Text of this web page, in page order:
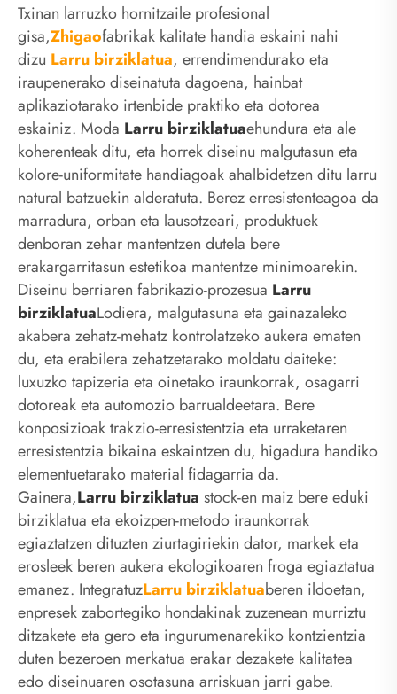
Txinan larruzko hornitzaile profesional
gisa,Zhigaofabrikak kalitate handia eskaini nahi
dizu Larru birziklatua, errendimendurako eta
iraupenerako diseinatuta dagoena, hainbat
aplikaziotarako irtenbide praktiko eta dotorea
eskainiz. Moda Larru birziklatuaehundura eta ale
koherenteak ditu, eta horrek diseinu malgutasun eta
kolore-uniformitate handiagoak ahalbidetzen ditu larru
natural batzuekin alderatuta. Berez erresistenteagoa da
marradura, orban eta lausotzeari, produktuek
denboran zehar mantentzen dutela bere
erakargarritasun estetikoa mantentze minimoarekin.
Diseinu berriaren fabrikazio-prozesua Larru
birziklatuaLodiera, malgutasuna eta gainazaleko
akabera zehatz-mehatz kontrolatzeko aukera ematen
du, eta erabilera zehatzetarako moldatu daiteke:
luxuzko tapizeria eta oinetako iraunkorrak, osagarri
dotoreak eta automozio barrualdeetara. Bere
konposizioak trakzio-erresistentzia eta urraketaren
erresistentzia bikaina eskaintzen du, higadura handiko
elementuetarako material fidagarria da.
Gainera,Larru birziklatua stock-en maiz bere eduki
birziklatua eta ekoizpen-metodo iraunkorrak
egiaztatzen dituzten ziurtagiriekin dator, markek eta
erosleek beren aukera ekologikoaren froga egiaztatua
emanez. IntegratuzLarru birziklatuaberen ildoetan,
enpresek zabortegiko hondakinak zuzenean murriztu
ditzakete eta gero eta ingurumenarekiko kontzientzia
duten bezeroen merkatua erakar dezakete kalitatea
edo diseinuaren osotasuna arriskuan jarri gabe.